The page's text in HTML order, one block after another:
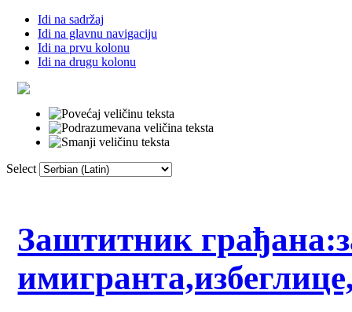
Idi na sadržaj
Idi na glavnu navigaciju
Idi na prvu kolonu
Idi na drugu kolonu
Select
Заштитник